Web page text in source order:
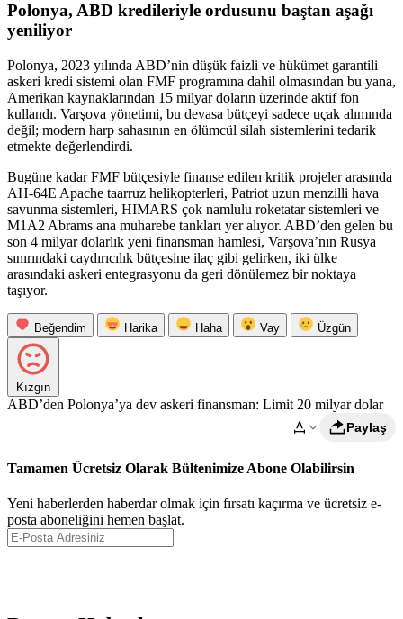
Polonya, ABD kredileriyle ordusunu baştan aşağı
yeniliyor
Polonya, 2023 yılında ABD’nin düşük faizli ve hükümet garantili
askeri kredi sistemi olan FMF programına dahil olmasından bu yana,
Amerikan kaynaklarından 15 milyar doların üzerinde aktif fon
kullandı. Varşova yönetimi, bu devasa bütçeyi sadece uçak alımında
değil; modern harp sahasının en ölümcül silah sistemlerini tedarik
etmekte değerlendirdi.
Bugüne kadar FMF bütçesiyle finanse edilen kritik projeler arasında
AH-64E Apache taarruz helikopterleri, Patriot uzun menzilli hava
savunma sistemleri, HIMARS çok namlulu roketatar sistemleri ve
M1A2 Abrams ana muharebe tankları yer alıyor. ABD’den gelen bu
son 4 milyar dolarlık yeni finansman hamlesi, Varşova’nın Rusya
sınırındaki caydırıcılık bütçesine ilaç gibi gelirken, iki ülke
arasındaki askeri entegrasyonu da geri dönülemez bir noktaya
taşıyor.
Beğendim Harika Haha Vay Üzgün
Kızgın
ABD’den Polonya’ya dev askeri finansman: Limit 20 milyar dolar
Paylaş
Tamamen Ücretsiz Olarak Bültenimize Abone Olabilirsin
Yeni haberlerden haberdar olmak için fırsatı kaçırma ve ücretsiz e-
posta aboneliğini hemen başlat.